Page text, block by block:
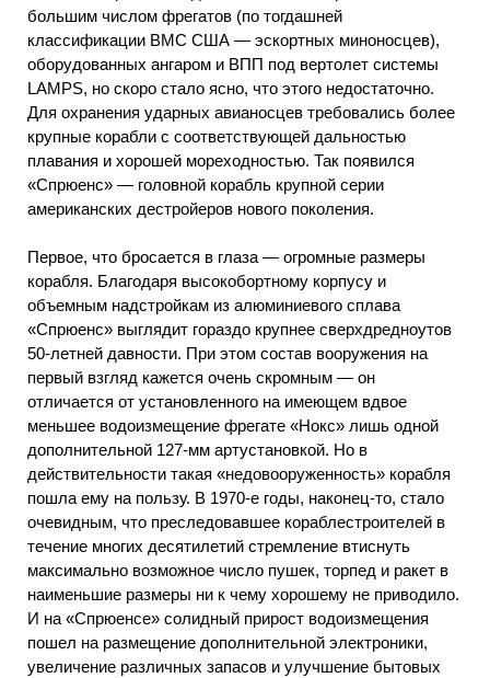
большим числом фрегатов (по тогдашней
классификации ВМС США — эскортных миноносцев),
оборудованных ангаром и ВПП под вертолет системы
LAMPS, но скоро стало ясно, что этого недостаточно.
Для охранения ударных авианосцев требовались более
крупные корабли с соответствующей дальностью
плавания и хорошей мореходностью. Так появился
«Спрюенс» — головной корабль крупной серии
американских дестройеров нового поколения.
Первое, что бросается в глаза — огромные размеры
корабля. Благодаря высокобортному корпусу и
объемным надстройкам из алюминиевого сплава
«Спрюенс» выглядит гораздо крупнее сверхдредноутов
50-летней давности. При этом состав вооружения на
первый взгляд кажется очень скромным — он
отличается от установленного на имеющем вдвое
меньшее водоизмещение фрегате «Нокс» лишь одной
дополнительной 127-мм артустановкой. Но в
действительности такая «недовооруженность» корабля
пошла ему на пользу. В 1970-е годы, наконец-то, стало
очевидным, что преследовавшее кораблестроителей в
течение многих десятилетий стремление втиснуть
максимально возможное число пушек, торпед и ракет в
наименьшие размеры ни к чему хорошему не приводило.
И на «Спрюенсе» солидный прирост водоизмещения
пошел на размещение дополнительной электроники,
увеличение различных запасов и улучшение бытовых